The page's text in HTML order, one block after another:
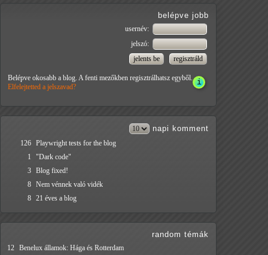
belépve jobb
usernév:
jelszó:
Belépve okosabb a blog. A fenti mezőkben regisztrálhatsz egyből.
Elfelejtetted a jelszavad?
napi komment
126 Playwright tests for the blog
1
"Dark code"
3 Blog fixed!
8 Nem vénnek való vidék
8 21 éves a blog
random témák
12 Benelux államok: Hága és Rotterdam